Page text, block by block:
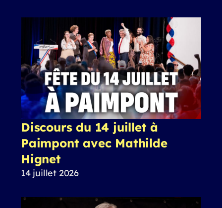
Discours du 14 juillet à
Paimpont avec Mathilde
Hignet
14 juillet 2026